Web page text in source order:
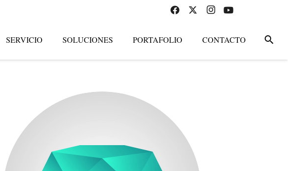
SERVICIO SOLUCIONES PORTAFOLIO CONTACTO search